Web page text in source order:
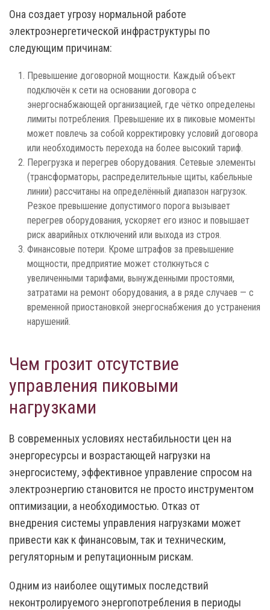
Она создает угрозу нормальной работе
электроэнергетической инфраструктуры по
следующим причинам:
Превышение договорной мощности. Каждый объект
подключён к сети на основании договора с
энергоснабжающей организацией, где чётко определены
лимиты потребления. Превышение их в пиковые моменты
может повлечь за собой корректировку условий договора
или необходимость перехода на более высокий тариф.
Перегрузка и перегрев оборудования. Сетевые элементы
(трансформаторы, распределительные щиты, кабельные
линии) рассчитаны на определённый диапазон нагрузок.
Резкое превышение допустимого порога вызывает
перегрев оборудования, ускоряет его износ и повышает
риск аварийных отключений или выхода из строя.
Финансовые потери. Кроме штрафов за превышение
мощности, предприятие может столкнуться с
увеличенными тарифами, вынужденными простоями,
затратами на ремонт оборудования, а в ряде случаев — с
временной приостановкой энергоснабжения до устранения
нарушений.
Чем грозит отсутствие
управления пиковыми
нагрузками
В современных условиях нестабильности цен на
энергоресурсы и возрастающей нагрузки на
энергосистему, эффективное управление спросом на
электроэнергию становится не просто инструментом
оптимизации, а необходимостью. Отказ от
внедрения системы управления нагрузками может
привести как к финансовым, так и техническим,
регуляторным и репутационным рискам.
Одним из наиболее ощутимых последствий
неконтролируемого энергопотребления в периоды